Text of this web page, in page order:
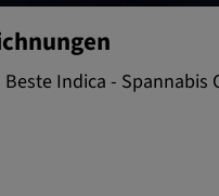
Beste Indica -